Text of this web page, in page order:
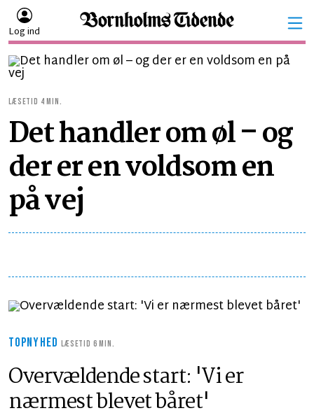
Log ind
LÆSETID 4 MIN.
Det handler om øl – og
der er en voldsom en
på vej
TOPNYHEDLÆSETID 6 MIN.
Overvældende start: 'Vi er
nærmest blevet båret'